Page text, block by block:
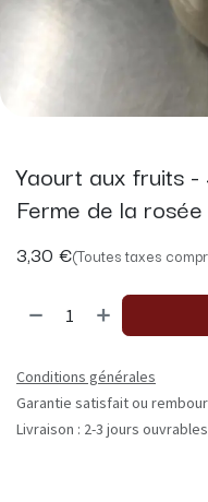
Yaourt aux fruits
Ferme de la
3,30 €(Toutes taxes
Conditions générales
Garantie satisfait ou
Livraison : 2-3 jours ouvrables